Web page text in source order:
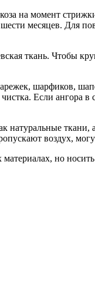
на момент
шести месяцев. Для
ткань. Чтобы
шарфиков,
Если ангора в
ткани,
воздух,
но